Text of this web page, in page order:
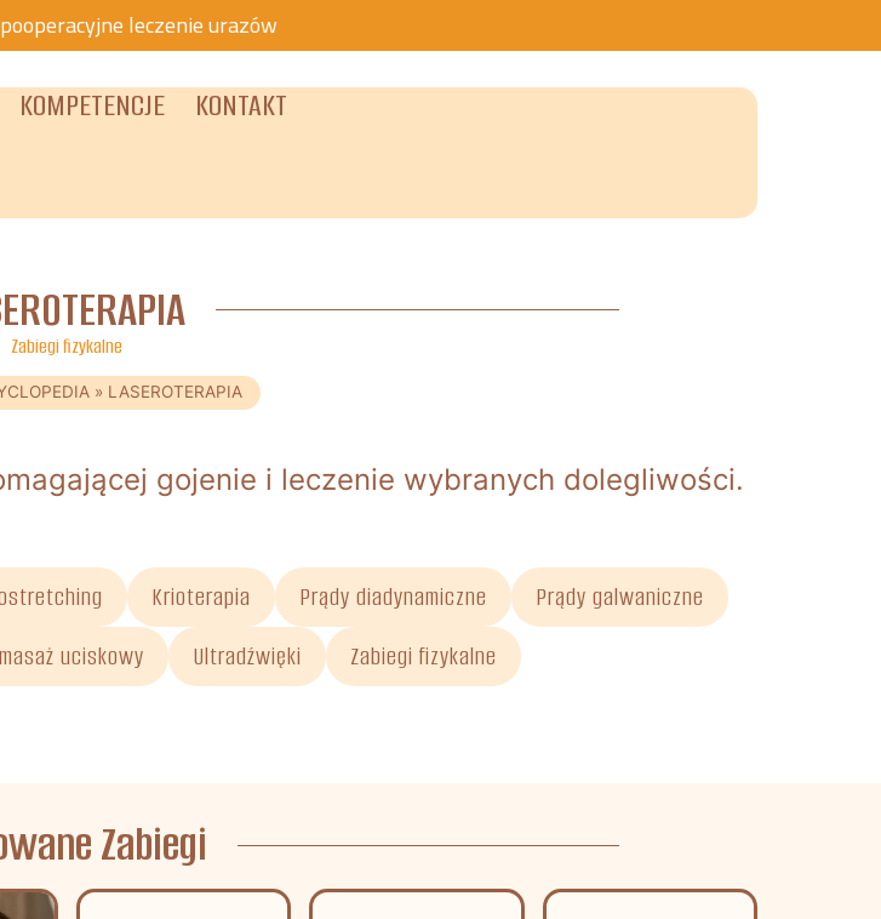
leczenie urazów
KOMPETENCJE KONTAKT
Zabiegi fizykalne
» LASEROTERAPIA
gojenie i leczenie wybranych dolegliwości.
Krioterapia Prądy diadynamiczne
Prądy galwaniczne
uciskowy Ultradźwięki Zabiegi fizykalne
Zabiegi